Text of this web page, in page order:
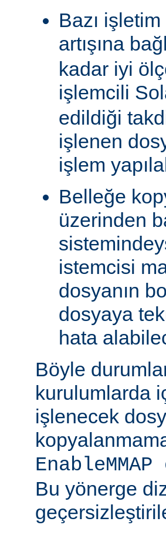
Bazı
artışına
kadar iyi
işlemcili
edildiği
işlenen
işlem
Belleğe
üzerinden
istemcisi
dosyanın
dosyaya
hata
Böyle
kurulumlarda
işlenecek
Bu yönerge